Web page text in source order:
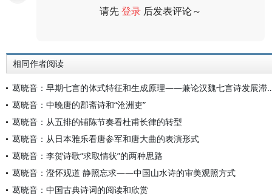
请先登录 后发表评论～
相同作者阅读
葛晓音：早期七言的体式特征
葛晓音：中晚唐的郡斋诗和“沧洲吏”
葛晓音：从五排的铺陈节奏看杜甫长律的转型
葛晓音：从日本雅乐看唐参军和唐大曲的表演形式
葛晓音：李贺诗歌“求取情状”的两种思路
葛晓音：澄怀观道 静照忘求——中国山水诗的审美观照方式
葛晓音：中国古典诗词的阅读和欣赏